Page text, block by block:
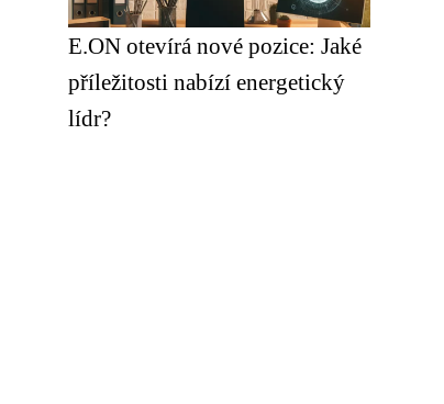
E.ON otevírá nové pozice: Jaké
příležitosti nabízí energetický
lídr?